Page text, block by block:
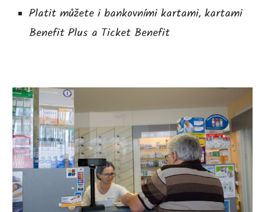
Platit můžete i bankovními kartami, kartami
Benefit Plus a Ticket Benefit